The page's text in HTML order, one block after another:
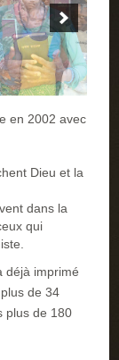
en 2002 avec
Dieu et la
dans la
qui
déjà imprimé
de 34
plus de 180